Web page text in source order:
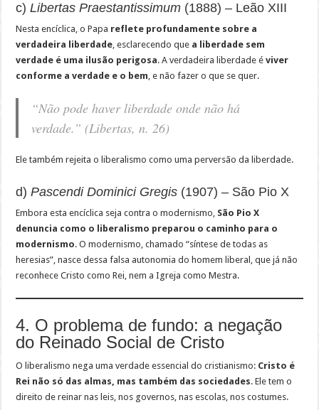
c)Libertas Praestantissimum (1888) – Leão XIII
Nesta encíclica, o Papa reflete profundamente sobre a
verdadeira liberdade, esclarecendo que a liberdade sem
verdade é uma ilusão perigosa. A verdadeira liberdade éviver
conforme a verdade e o bem, e não fazer o que se quer.
“Não pode haver liberdade onde não há
verdade.” (Libertas, n. 26)
Ele também rejeita o liberalismo como uma perversão da liberdade.
d)Pascendi Dominici Gregis (1907) – São Pio X
Embora esta encíclica seja contra o modernismo, São Pio X
denuncia como o liberalismo preparou o caminho para o
modernismo. O modernismo, chamado “síntese de todas as
heresias”, nasce dessa falsa autonomia do homem liberal, que já não
reconhece Cristo como Rei, nem a Igreja como Mestra.
4. O problema de fundo: a negação
do Reinado Social de Cristo
O liberalismo nega uma verdade essencial do cristianismo: Cristo é
Rei não só das almas, mas também das sociedades. Ele tem o
direito de reinar nas leis, nos governos, nas escolas, nos costumes.